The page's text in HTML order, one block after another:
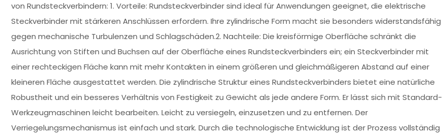
von Rundsteckverbindern: 1. Vorteile: Rundsteckverbinder sind ideal für Anwendungen geeignet, die elektrische
Steckverbinder mit stärkeren Anschlüssen erfordern. Ihre zylindrische Form macht sie besonders widerstandsfähig
gegen mechanische Turbulenzen und Schlagschäden.2. Nachteile: Die kreisförmige Oberfläche schränkt die
Ausrichtung von Stiften und Buchsen auf der Oberfläche eines Rundsteckverbinders ein; ein Steckverbinder mit
einer rechteckigen Fläche kann mit mehr Kontakten in einem größeren und gleichmäßigeren Abstand auf einer
kleineren Fläche ausgestattet werden. Die zylindrische Struktur eines Rundsteckverbinders bietet eine natürliche
Robustheit und ein besseres Verhältnis von Festigkeit zu Gewicht als jede andere Form. Er lässt sich mit Standard-
Werkzeugmaschinen leicht bearbeiten. Leicht zu versiegeln, einzusetzen und zu entfernen. Der
Verriegelungsmechanismus ist einfach und stark. Durch die technologische Entwicklung ist der Prozess vollständig